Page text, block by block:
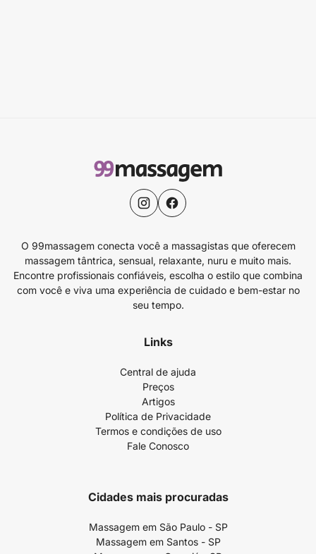
O 99massagem conecta você a massagistas que oferecem
massagem tântrica, sensual, relaxante, nuru e muito mais.
Encontre profissionais confiáveis, escolha o estilo que combina
com você e viva uma experiência de cuidado e bem-estar no
seu tempo.
Links
Central de ajuda
Preços
Artigos
Política de Privacidade
Termos e condições de uso
Fale Conosco
Cidades mais procuradas
Massagem em São Paulo - SP
Massagem em Santos - SP